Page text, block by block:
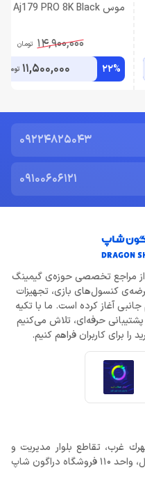
موس Ajazz Aj179 PRO 8K Black
14,900,000 تومان
22%
11,500,000 تومان
09224825043
09100606121
به‌عنوان یکی از مراجع تخصصی حوزه‌ی گیمینگ
کنسول‌های بازی، تجهیزات
آغاز کرده است. ما با تکیه
حرفه‌ای، تلاش می‌کنیم
برای کاربران فراهم کنیم.
غرب، تقاطع بلوار مدیریت و
دراگون شاپ